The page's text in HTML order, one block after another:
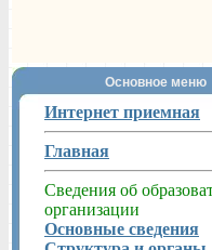
Основное меню
Интернет приемная
Главная
Сведения об
организации
Основные сведения